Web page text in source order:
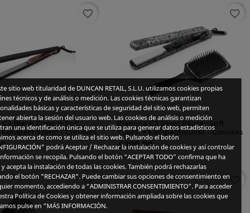
favorite
Black Copper Soft
Kompactissimo - Corioliss
favorite_border
favorite
Plancha C3 Silver Paisley Soft
Touch + Kompactissimo - Corioliss
Price
€209.00
favorite_border
favorite_border favorite_border
sitio web titularidad de DUNCAN RETAIL, S.L.U. utilizamos cookies propias
técnicos y de análisis o medición. Las cookies técnicas garantizan
básicas y características de seguridad del sitio web, permiten
abierta la sesión del usuario web. Las cookies de análisis o medición
una identificación única que se utiliza para generar datos estadísticos
acerca de como se utiliza el sitio web. Pulsando el botón
podrá Aceptar / Rechazar la instalación de cookies y así controlar
se recopila. Pulsando el botón “ACEPTAR TODO” confirma que ha
acepta la instalación de todas las cookies. También podrá rechazarlas
el botón "RECHAZAR". Puede cambiar sus opciones de consentimiento en
momento, accediendo a “ADMINISTRAR CONSENTIMIENTO”. Para acceder
Política de Cookies y obtener información ampliada sobre las cookies que
pulse en “MÁS INFORMACIÓN.